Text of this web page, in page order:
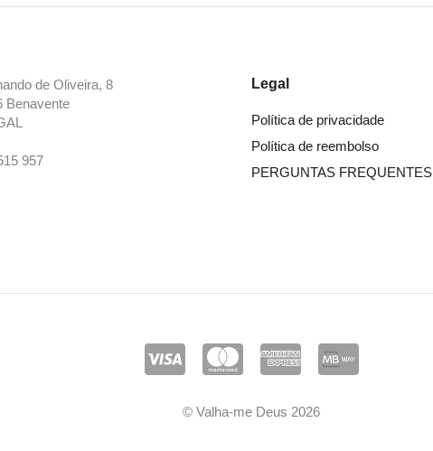
de Oliveira, 8
Benavente
957
Legal
Política de privacidade
Política de reembolso
PERGUNTAS FREQUENTES
© Valha-me Deus 2026